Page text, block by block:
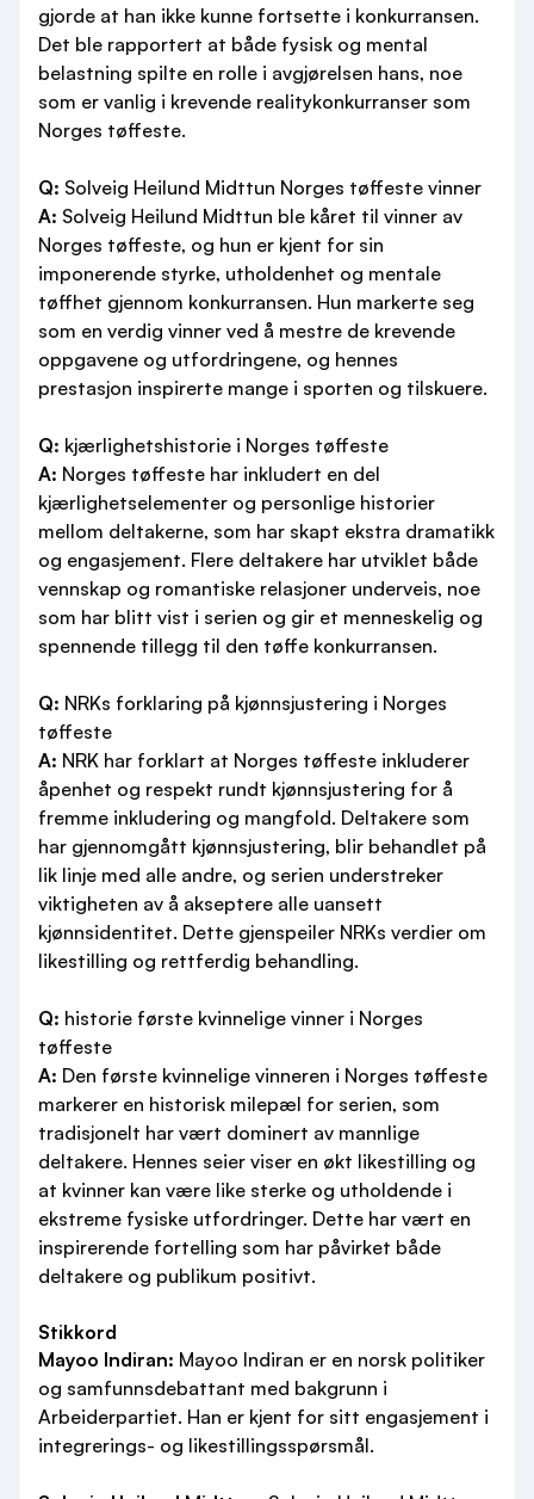
gjorde at han ikke kunne fortsette i konkurransen.
Det ble rapportert at både fysisk og mental
belastning spilte en rolle i avgjørelsen hans, noe
som er vanlig i krevende realitykonkurranser som
Norges tøffeste.
Q: Solveig Heilund Midttun Norges tøffeste vinner
A: Solveig Heilund Midttun ble kåret til vinner av
Norges tøffeste, og hun er kjent for sin
imponerende styrke, utholdenhet og mentale
tøffhet gjennom konkurransen. Hun markerte seg
som en verdig vinner ved å mestre de krevende
oppgavene og utfordringene, og hennes
prestasjon inspirerte mange i sporten og tilskuere.
Q: kjærlighetshistorie i Norges tøffeste
A: Norges tøffeste har inkludert en del
kjærlighetselementer og personlige historier
mellom deltakerne, som har skapt ekstra dramatikk
og engasjement. Flere deltakere har utviklet både
vennskap og romantiske relasjoner underveis, noe
som har blitt vist i serien og gir et menneskelig og
spennende tillegg til den tøffe konkurransen.
Q: NRKs forklaring på kjønnsjustering i Norges
tøffeste
A: NRK har forklart at Norges tøffeste inkluderer
åpenhet og respekt rundt kjønnsjustering for å
fremme inkludering og mangfold. Deltakere som
har gjennomgått kjønnsjustering, blir behandlet på
lik linje med alle andre, og serien understreker
viktigheten av å akseptere alle uansett
kjønnsidentitet. Dette gjenspeiler NRKs verdier om
likestilling og rettferdig behandling.
Q: historie første kvinnelige vinner i Norges
tøffeste
A: Den første kvinnelige vinneren i Norges tøffeste
markerer en historisk milepæl for serien, som
tradisjonelt har vært dominert av mannlige
deltakere. Hennes seier viser en økt likestilling og
at kvinner kan være like sterke og utholdende i
ekstreme fysiske utfordringer. Dette har vært en
inspirerende fortelling som har påvirket både
deltakere og publikum positivt.
Stikkord
Mayoo Indiran: Mayoo Indiran er en norsk politiker
og samfunnsdebattant med bakgrunn i
Arbeiderpartiet. Han er kjent for sitt engasjement i
integrerings- og likestillingsspørsmål.